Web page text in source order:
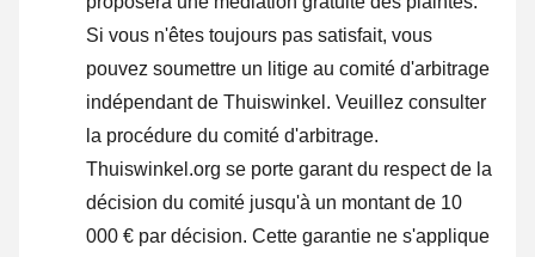
Si vous n'êtes toujours pas satisfait, vous
pouvez soumettre un litige au comité d'arbitrage
indépendant de Thuiswinkel. Veuillez consulter
la procédure du comité d'arbitrage.
Thuiswinkel.org se porte garant du respect de la
décision du comité jusqu'à un montant de 10
000 € par décision. Cette garantie ne s'applique